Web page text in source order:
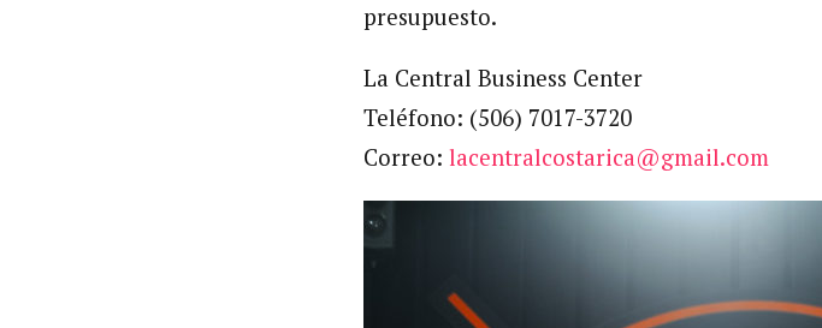
presupuesto.
La Central Business Center
Teléfono: (506) 7017-3720
Correo: lacentralcostarica@gmail.com